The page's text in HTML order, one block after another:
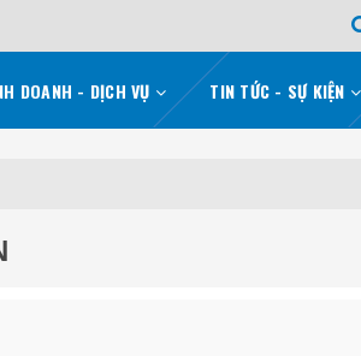
DOANH - DỊCH VỤ TIN TỨC - SỰ KIỆN